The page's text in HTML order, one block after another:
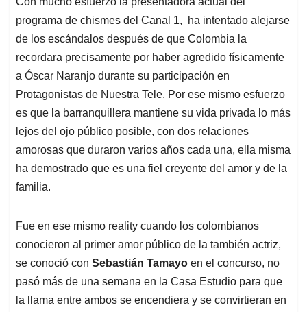
s
A
p
p
b
o
o
k
e
d
I
n
l
a
d
s
programa de chismes del Canal 1, ha intentado alejarse
de los escándalos después de que Colombia la
recordara precisamente por haber agredido físicamente
a Óscar Naranjo durante su participación en
Protagonistas de Nuestra Tele. Por ese mismo esfuerzo
es que la barranquillera mantiene su vida privada lo más
lejos del ojo público posible, con dos relaciones
amorosas que duraron varios años cada una, ella misma
ha demostrado que es una fiel creyente del amor y de la
familia.
Fue en ese mismo reality cuando los colombianos
conocieron al primer amor público de la también actriz,
se conoció con Sebastián Tamayo en el concurso, no
pasó más de una semana en la Casa Estudio para que
la llama entre ambos se encendiera y se convirtieran en